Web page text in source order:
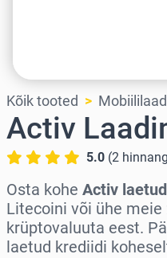
Kõik tooted
Activ
5.0 (2
Osta kohe Activ
Litecoini või ühe meie
krüptovaluuta eest.
laetud krediidi